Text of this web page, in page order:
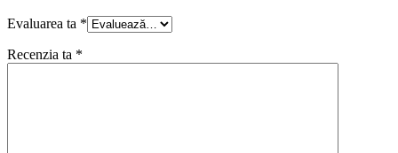
Evaluarea ta *
Recenzia ta *